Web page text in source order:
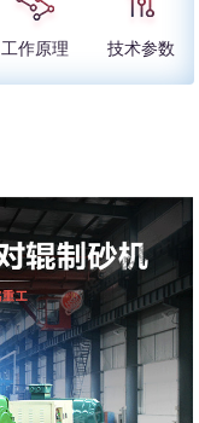
工作原理 技术参数